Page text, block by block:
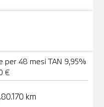
per 48 mesi TAN 9,95%
€
80.170 km